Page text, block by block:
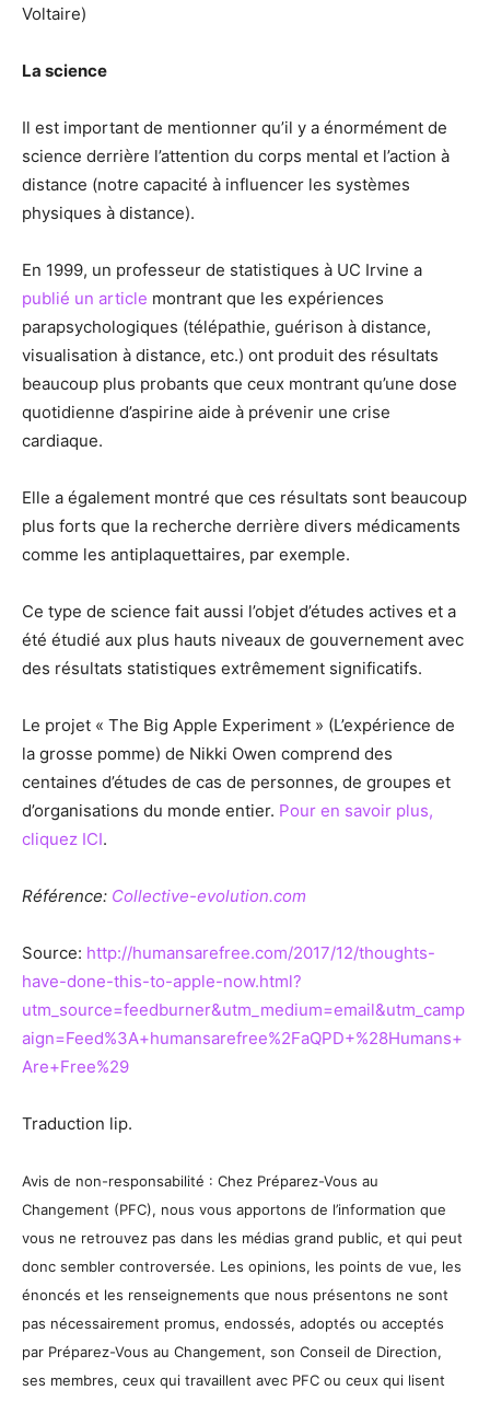
Voltaire)
La science
Il est important de mentionner qu’il y a énormément de
science derrière l’attention du corps mental et l’action à
distance (notre capacité à influencer les systèmes
physiques à distance).
En 1999, un professeur de statistiques à UC Irvine a
publié un article montrant que les expériences
parapsychologiques (télépathie, guérison à distance,
visualisation à distance, etc.) ont produit des résultats
beaucoup plus probants que ceux montrant qu’une dose
quotidienne d’aspirine aide à prévenir une crise
cardiaque.
Elle a également montré que ces résultats sont beaucoup
plus forts que la recherche derrière divers médicaments
comme les antiplaquettaires, par exemple.
Ce type de science fait aussi l’objet d’études actives et a
été étudié aux plus hauts niveaux de gouvernement avec
des résultats statistiques extrêmement significatifs.
Le projet « The Big Apple Experiment » (L’expérience de
la grosse pomme) de Nikki Owen comprend des
centaines d’études de cas de personnes, de groupes et
d’organisations du monde entier. Pour en savoir plus,
cliquez ICI.
Référence: Collective-evolution.com
Source: http://humansarefree.com/2017/12/thoughts-
have-done-this-to-apple-now.html?
utm_source=feedburner&utm_medium=email&utm_camp
aign=Feed%3A+humansarefree%2FaQPD+%28Humans+
Are+Free%29
Traduction lip.
Avis de non-responsabilité : Chez Préparez-Vous au
Changement (PFC), nous vous apportons de l’information que
vous ne retrouvez pas dans les médias grand public, et qui peut
donc sembler controversée. Les opinions, les points de vue, les
énoncés et les renseignements que nous présentons ne sont
pas nécessairement promus, endossés, adoptés ou acceptés
par Préparez-Vous au Changement, son Conseil de Direction,
ses membres, ceux qui travaillent avec PFC ou ceux qui lisent